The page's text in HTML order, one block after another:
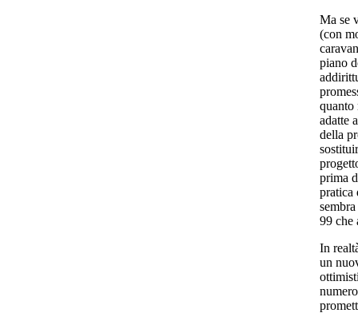
Ma se
(con
piano
quanto
adatte
della
prima
pratica
99 che
In
un